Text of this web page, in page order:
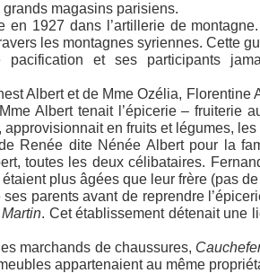
magasins parisiens.
1927 dans l’artillerie de
les montagnes syriennes. Cette
et ses participants
Albert et de Mme Ozélia, Florentine
Albert tenait l’épicerie – fruiterie
en fruits et légumes,
Renée dite Nénée Albert pour la
toutes les deux célibataires.
plus âgées que leur frère (pas
parents avant de reprendre
Martin. Cet établissement détenait une
marchands de chaussures,
appartenaient au même